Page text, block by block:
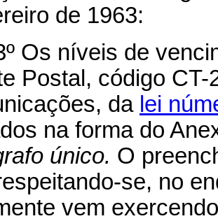
de 1963:
Os níveis de
Postal, código
da lei
na forma do
único. O
se, no
vem